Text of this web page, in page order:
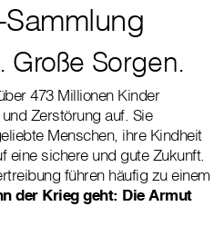
Große Sorgen.
473 Millionen Kinder
Zerstörung auf. Sie
Menschen, ihre Kindheit
eine sichere und gute Zukunft.
führen häufig zu einem
der Krieg geht: Die Armut